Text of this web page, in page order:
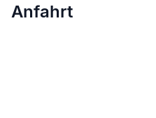
Anfahrt